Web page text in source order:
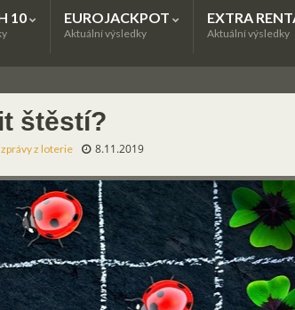
10 EUROJACKPOT
Aktuální výsledky
EXTRA
Aktuální výsledky
štěstí?
z loterie 8.11.2019